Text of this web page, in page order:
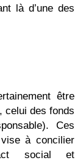
là d’une des
être
celui des fonds
Ces
à concilier
social et